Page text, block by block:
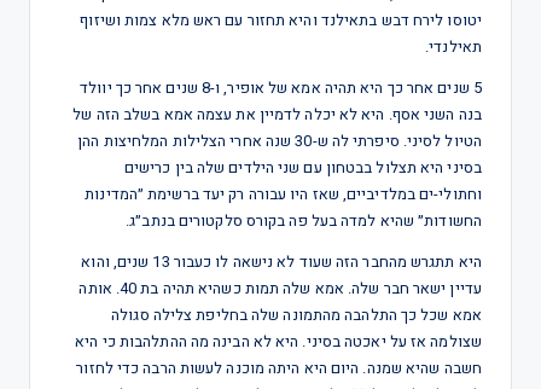
יטוסו לירח דבש בתאילנד והיא תחזור עם ראש מלא צמות ושיזוף
תאילנדי.
5 שנים אחר כך היא תהיה אמא של אופיר, ו-8 שנים אחר כך יוולד
בנה השני אסף. היא לא יכלה לדמיין את עצמה אמא בשלב הזה של
הטיול לסיני. סיפרתי לה ש-30 שנה אחרי הצלילות המלחיצות ההן
בסיני היא תצלול בבטחון עם שני הילדים שלה בין כרישים
וחתולי-ים במלדיביים, שאז היו עבורה רק יעד ברשימת ״המדינות
החשודות״ שהיא למדה בעל פה בקורס סלקטורים בנתב״ג.
היא תתגרש מהחבר הזה שעוד לא נישאה לו כעבור 13 שנים, והוא
עדיין ישאר חבר שלה. אמא שלה תמות כשהיא תהיה בת 40. אותה
אמא שכל כך התלהבה מהתמונה שלה בחליפת צלילה סגולה
שצולמה אז על יאכטה בסיני. היא לא הבינה מה ההתלהבות כי היא
חשבה שהיא שמנה. היום היא היתה מוכנה לעשות הרבה כדי לחזור